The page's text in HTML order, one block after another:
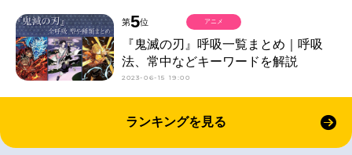
第5位
『鬼滅の刃』呼吸一覧まとめ｜呼吸
法、常中などキーワードを解説
2023-06-15 19:00
アニメ
ランキングを見る